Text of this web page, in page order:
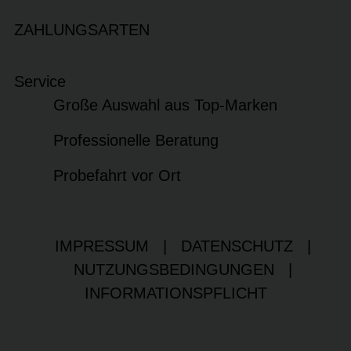
ZAHLUNGSARTEN
Service
Große Auswahl aus Top-Marken
Professionelle Beratung
Probefahrt vor Ort
IMPRESSUM DATENSCHUTZ
NUTZUNGSBEDINGUNGEN
INFORMATIONSPFLICHT